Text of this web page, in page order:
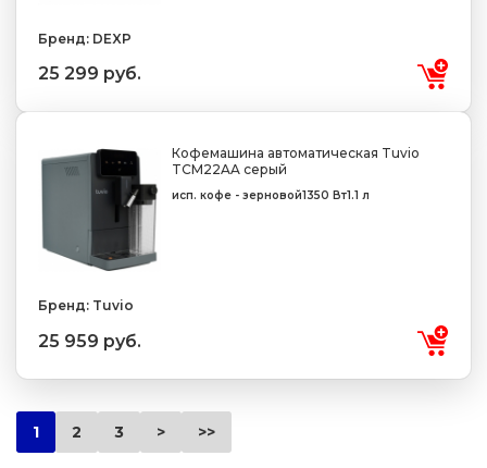
Бренд: DEXP
25 299 руб.
Кофемашина автоматическая Tuvio
TCM22AA серый
исп. кофе - зерновой1350 Вт1.1 л
Бренд: Tuvio
25 959 руб.
1 2 3 > >>